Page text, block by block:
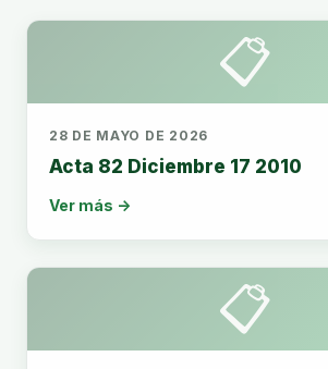
📋
28 DE MAYO DE 2026
Acta 82 Diciembre 17 2010
Ver más →
📋